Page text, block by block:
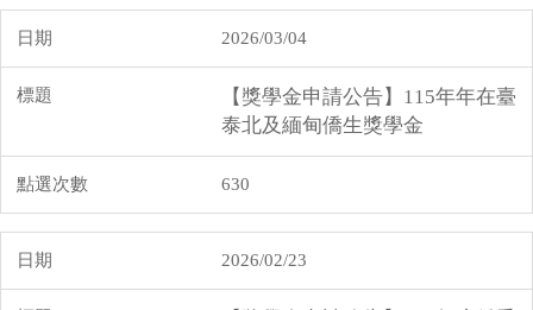
2026/03/04
【獎學金申請公告】115年年在臺
泰北及緬甸僑生獎學金
630
2026/02/23